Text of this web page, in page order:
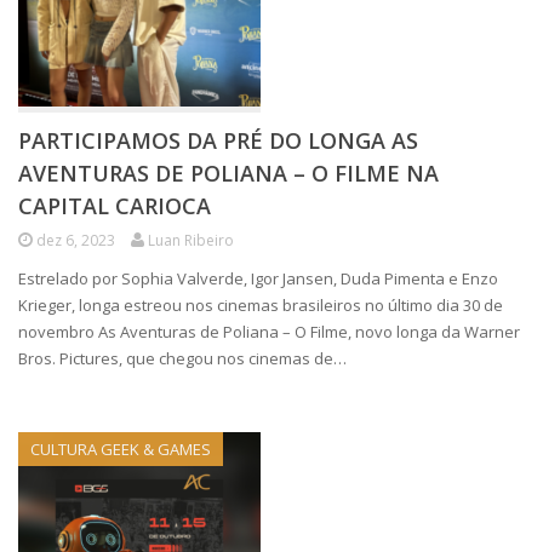
PARTICIPAMOS DA PRÉ DO LONGA AS
AVENTURAS DE POLIANA – O FILME NA
CAPITAL CARIOCA
dez 6, 2023 Luan Ribeiro
Estrelado por Sophia Valverde, Igor Jansen, Duda Pimenta e Enzo
Krieger, longa estreou nos cinemas brasileiros no último dia 30 de
novembro As Aventuras de Poliana – O Filme, novo longa da Warner
Bros. Pictures, que chegou nos cinemas de…
CULTURA GEEK & GAMES